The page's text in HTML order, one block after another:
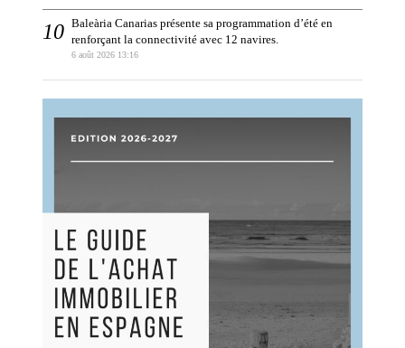
Baleària Canarias présente sa programmation d’été en
renforçant la connectivité avec 12 navires.
6 août 2026 13:16